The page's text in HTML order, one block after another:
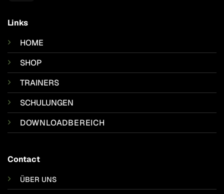
Links
HOME
SHOP
TRAINERS
SCHULUNGEN
DOWNLOADBEREICH
Contact
ÜBER UNS